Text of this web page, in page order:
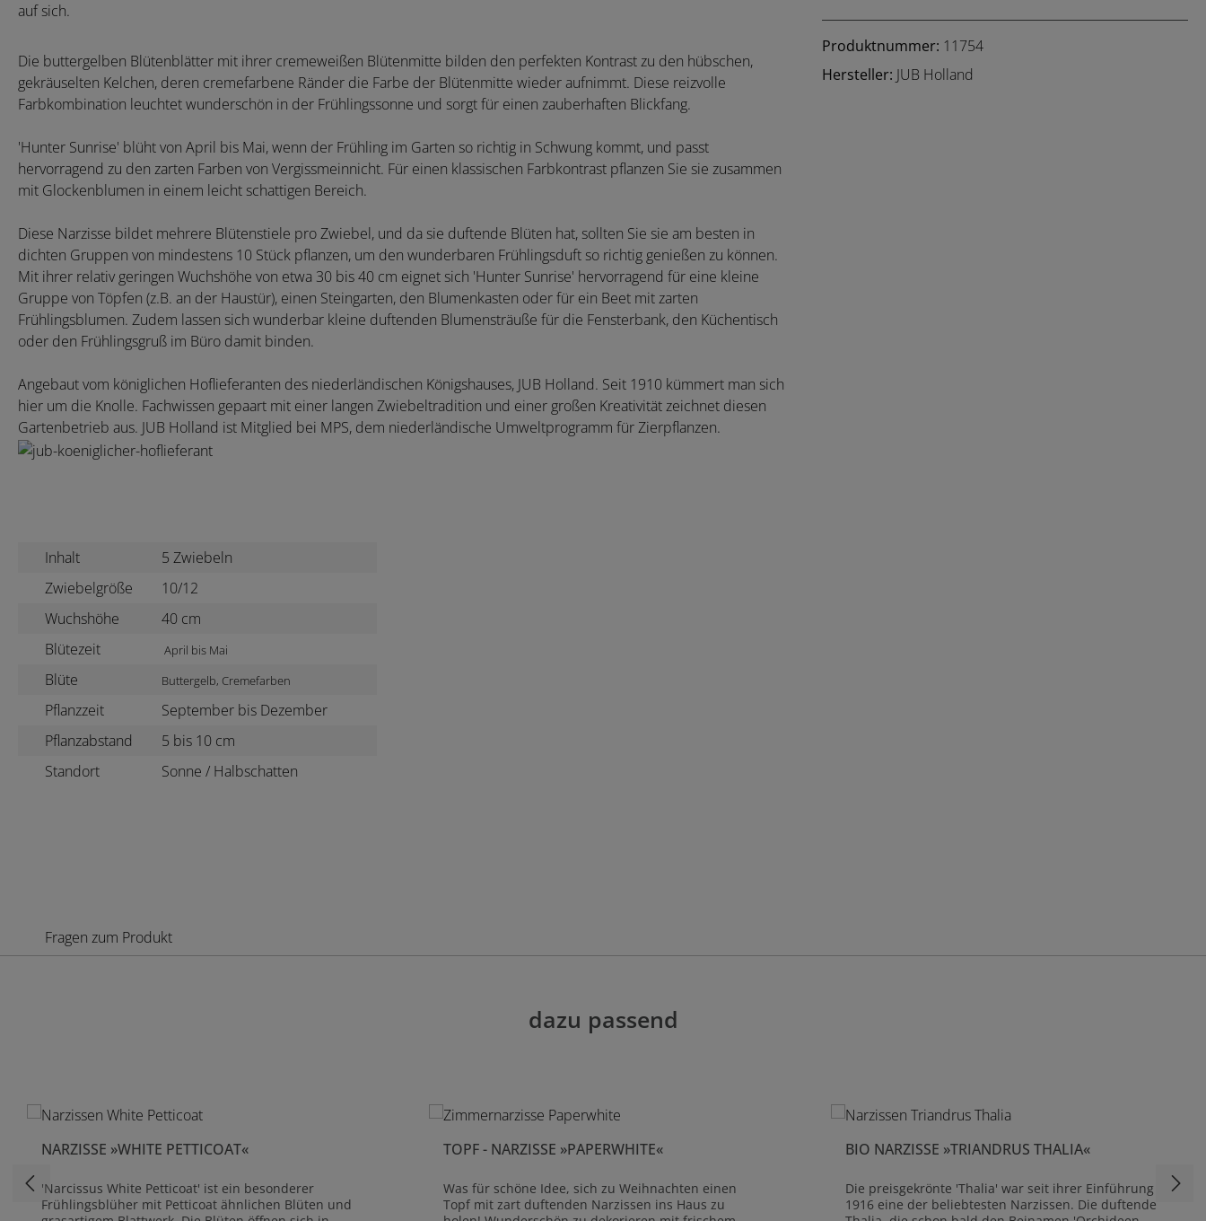
Produktnummer: 11754
Hersteller: JUB Holland
auf sich.
Die buttergelben Blütenblätter mit ihrer cremeweißen Blütenmitte bilden den perfekten Kontrast zu den hübschen,
gekräuselten Kelchen, deren cremefarbene Ränder die Farbe der Blütenmitte wieder aufnimmt. Diese reizvolle
Farbkombination leuchtet wunderschön in der Frühlingssonne und sorgt für einen zauberhaften Blickfang.
'Hunter Sunrise' blüht von April bis Mai, wenn der Frühling im Garten so richtig in Schwung kommt, und passt
hervorragend zu den zarten Farben von Vergissmeinnicht. Für einen klassischen Farbkontrast pflanzen Sie sie zusammen
mit Glockenblumen in einem leicht schattigen Bereich.
Diese Narzisse bildet mehrere Blütenstiele pro Zwiebel, und da sie duftende Blüten hat, sollten Sie sie am besten in
dichten Gruppen von mindestens 10 Stück pflanzen, um den wunderbaren Frühlingsduft so richtig genießen zu können.
Mit ihrer relativ geringen Wuchshöhe von etwa 30 bis 40 cm eignet sich 'Hunter Sunrise' hervorragend für eine kleine
Gruppe von Töpfen (z.B. an der Haustür), einen Steingarten, den Blumenkasten oder für ein Beet mit zarten
Frühlingsblumen. Zudem lassen sich wunderbar kleine duftenden Blumensträuße für die Fensterbank, den Küchentisch
oder den Frühlingsgruß im Büro damit binden.
Angebaut vom königlichen Hoflieferanten des niederländischen Königshauses, JUB Holland. Seit 1910 kümmert man sich
hier um die Knolle. Fachwissen gepaart mit einer langen Zwiebeltradition und einer großen Kreativität zeichnet diesen
Gartenbetrieb aus. JUB Holland ist Mitglied bei MPS, dem niederländische Umweltprogramm für Zierpflanzen.
Inhalt
5 Zwiebeln
Zwiebelgröße
10/12
Wuchshöhe
40 cm
Blütezeit
April bis Mai
Blüte Buttergelb, Cremefarben
Pflanzzeit
September bis Dezember
Pflanzabstand
5 bis 10 cm
Standort
Sonne / Halbschatten
Fragen zum Produkt
dazu passend
NARZISSE »WHITE PETTICOAT«
'Narcissus White Petticoat' ist ein besonderer
Frühlingsblüher mit Petticoat ähnlichen Blüten und
TOPF - NARZISSE »PAPERWHITE«
Was für schöne Idee, sich zu Weihnachten einen
Topf mit zart duftenden Narzissen ins Haus zu
BIO NARZISSE »TRIANDRUS THALIA«
Die preisgekrönte 'Thalia' war seit ihrer Einführung
1916 eine der beliebtesten Narzissen. Die duftende